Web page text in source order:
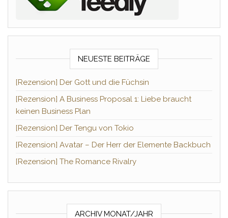
NEUESTE BEITRÄGE
[Rezension] Der Gott und die Füchsin
[Rezension] A Business Proposal 1: Liebe braucht
keinen Business Plan
[Rezension] Der Tengu von Tokio
[Rezension] Avatar – Der Herr der Elemente Backbuch
[Rezension] The Romance Rivalry
ARCHIV MONAT/JAHR